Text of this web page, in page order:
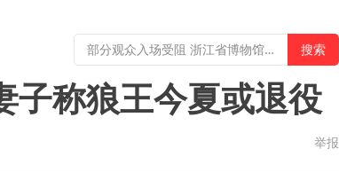
子称狼王今夏或退役
举报